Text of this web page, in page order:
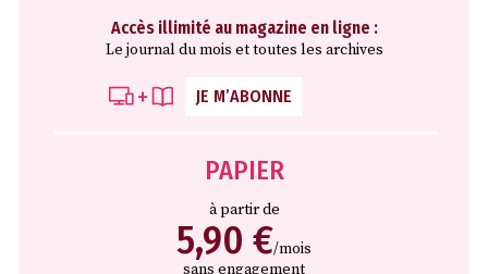
Accès illimité au magazine en ligne :
Le journal du mois et toutes les archives
JE M’ABONNE
PAPIER
à partir de
5,90 €/mois
sans engagement